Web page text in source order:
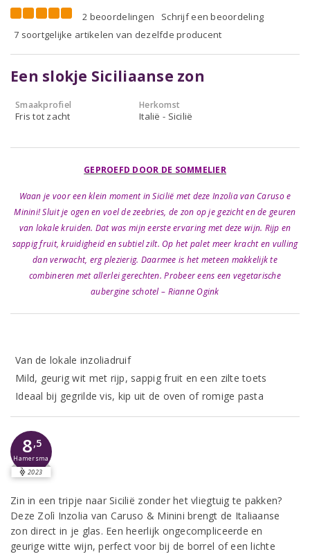
2 beoordelingen
Schrijf een beoordeling
7 soortgelijke artikelen van dezelfde producent
Een slokje Siciliaanse zon
Smaakprofiel
Fris tot zacht
Herkomst
Italië - Sicilië
GEPROEFD DOOR DE SOMMELIER
Waan je voor een klein moment in Sicilië met deze Inzolia van Caruso e
Minini! Sluit je ogen en voel de zeebries, de zon op je gezicht en de geuren
van lokale kruiden. Dat was mijn eerste ervaring met deze wijn. Rijp en
sappig fruit, kruidigheid en subtiel zilt. Op het palet meer kracht en vulling
dan verwacht, erg plezierig. Daarmee is het meteen makkelijk te
combineren met allerlei gerechten. Probeer eens een vegetarische
aubergine schotel – Rianne Ogink
Van de lokale inzoliadruif
Mild, geurig wit met rijp, sappig fruit en een zilte toets
Ideaal bij gegrilde vis, kip uit de oven of romige pasta
8,5
Hamersma
2023
Zin in een tripje naar Sicilië zonder het vliegtuig te pakken?
Deze Zolì Inzolia van Caruso & Minini brengt de Italiaanse
zon direct in je glas. Een heerlijk ongecompliceerde en
geurige witte wijn, perfect voor bij de borrel of een lichte